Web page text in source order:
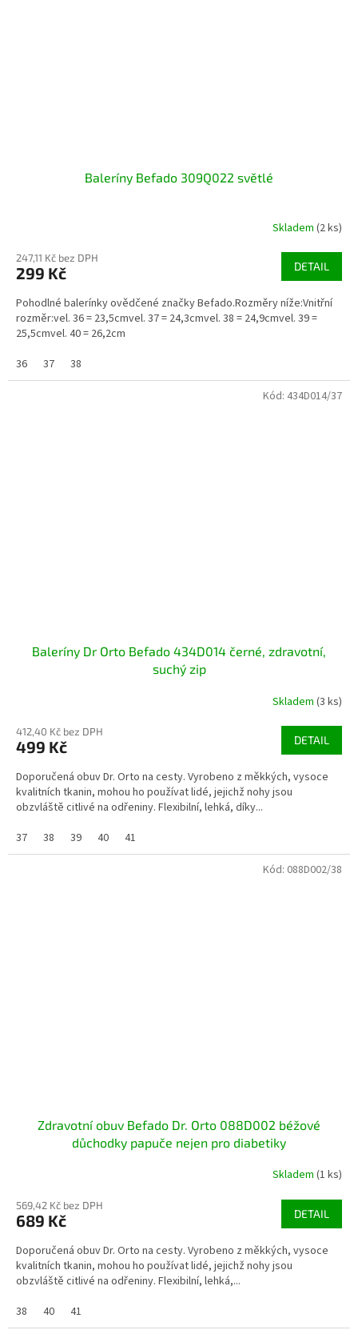
Baleríny Befado 309Q022 světlé
Skladem (2 ks)
247,11 Kč bez DPH
299 Kč DETAIL
Pohodlné balerínky ovědčené značky Befado.Rozměry níže:Vnitřní
rozměr:vel. 36 = 23,5cmvel. 37 = 24,3cmvel. 38 = 24,9cmvel. 39 =
25,5cmvel. 40 = 26,2cm
36
37 38
Baleríny Dr Orto Befado 434D014 černé, zdravotní,
suchý zip
Skladem (3 ks)
412,40 Kč bez DPH
499 Kč DETAIL
Doporučená obuv Dr. Orto na cesty. Vyrobeno z měkkých, vysoce
kvalitních tkanin, mohou ho používat lidé, jejichž nohy jsou
obzvláště citlivé na odřeniny. Flexibilní, lehká, díky...
37
38 39 40 41
Kód: 434D014/37
Zdravotní obuv Befado Dr. Orto 088D002 béžové
důchodky papuče nejen pro diabetiky
Skladem (1 ks)
569,42 Kč bez DPH
689 Kč DETAIL
Doporučená obuv Dr. Orto na cesty. Vyrobeno z měkkých, vysoce
kvalitních tkanin, mohou ho používat lidé, jejichž nohy jsou
obzvláště citlivé na odřeniny. Flexibilní, lehká,...
38
40 41
Kód: 088D002/38